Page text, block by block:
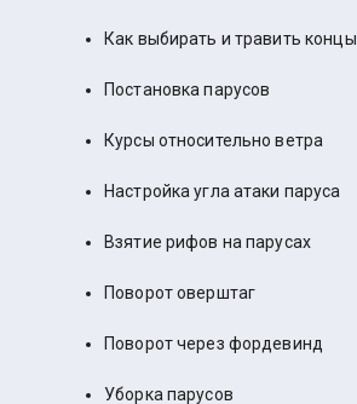
Как выбирать и травить концы
Постановка парусов
Курсы относительно ветра
Настройка угла атаки паруса
Взятие рифов на парусах
Поворот оверштаг
Поворот через фордевинд
Уборка парусов